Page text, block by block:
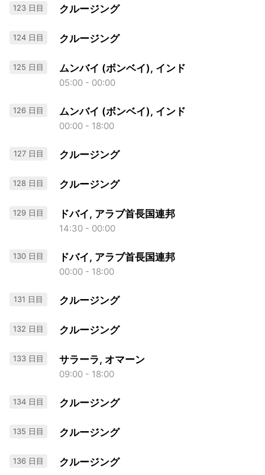
123 日目 クルージング
124 日目 クルージング
125 日目 ムンバイ (ボンベイ), インド
05:00 - 00:00
126 日目 ムンバイ (ボンベイ), インド
00:00 - 18:00
127 日目 クルージング
128 日目 クルージング
129 日目 ドバイ, アラブ首長国連邦
14:30 - 00:00
130 日目 ドバイ, アラブ首長国連邦
00:00 - 18:00
131 日目 クルージング
132 日目 クルージング
133 日目 サラーラ, オマーン
09:00 - 18:00
134 日目 クルージング
135 日目 クルージング
136 日目 クルージング